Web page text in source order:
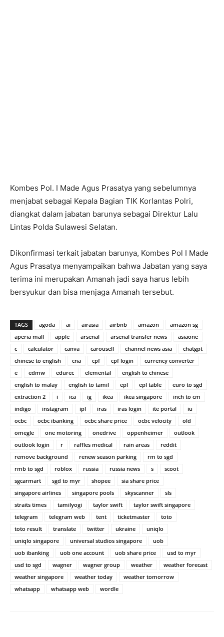
Kombes Pol. I Made Agus Prasatya yang sebelumnya
menjabat sebagai Kepala Bagian TIK Korlantas Polri,
diangkat dalam jabatan barunya sebagai Direktur Lalu
Lintas Polda Sulawesi Selatan.
Dikonfirmasi terkait jabatan barunya, Kombes Pol I Made
Agus Prasatya menyampaikan bahwa Jabatan yang saya
terima ini merupakan Amanah jadi saya harus lebih
bersyukur dan bisa menjaga Amanah tersebut.
TAGS agoda ai airasia airbnb amazon
amazon sg
aperia mall
apple arsenal arsenal transfer news
asiaone
c
calculator canva carousell channel news asia
chatgpt
chinese to english
cna cpf cpf login
currency converter
e
edmw edurec elemental
english to chinese
english to malay
english to tamil epl epl table
euro to sgd
extraction 2
i ica ig ikea ikea singapore
inch to cm
indigo
instagram ipl iras iras login ite portal
iu
ocbc
ocbc ibanking ocbc share price ocbc velocity
old
omegle
one motoring onedrive oppenheimer
outlook
outlook login
r raffles medical rain areas
reddit
remove background
renew season parking
rm to sgd
rmb to sgd
roblox russia russia news s
scoot
sgcarmart
sgd to myr shopee
sia share price
singapore airlines
singapore pools skyscanner
sls
straits times
tamilyogi taylor swift
taylor swift singapore
telegram
telegram web tent ticketmaster
toto
toto result
translate twitter ukraine
uniqlo
uniqlo singapore
universal studios singapore
uob
uob ibanking
uob one account uob share price
usd to myr
usd to sgd
wagner wagner group weather
weather forecast
weather singapore
weather today
weather tomorrow
whatsapp
whatsapp web wordle